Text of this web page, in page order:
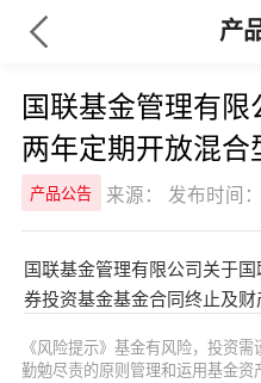
产
国联基金管理有
两年定期开放混
合同终止及财产清
产品公告 来源： 发布时间
国联基金管理有限公司关于
券投资基金基金合同终止及
《风险提示》基金有风险，投资
勤勉尽责的原则管理和运用基金